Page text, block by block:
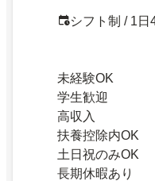
シフト制 / 1日
未経験OK
学生歓迎
高収入
扶養控除内OK
土日祝のみOK
長期休暇あり